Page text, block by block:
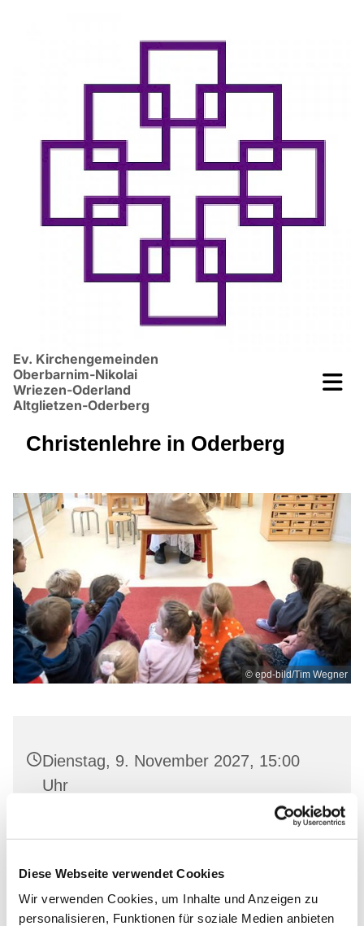
Diese Webseite verwendet Cookies
Wir verwenden Cookies, um Inhalte und Anzeigen zu
personalisieren, Funktionen für soziale Medien anbieten
Ev. Kirchengemeinden
Oberbarnim-Nikolai
Wriezen-Oderland
Altglietzen-Oderberg
Christenlehre in Oderberg
© epd-bild/Tim Wegner
Dienstag, 9. November 2027, 15:00
Uhr